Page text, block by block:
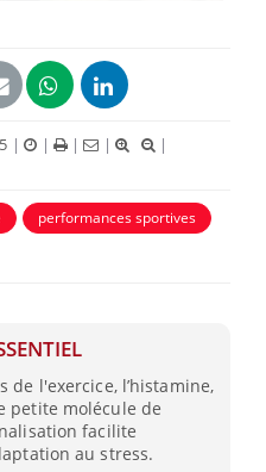
| | | |
|
performances sportives
de l'exercice, l’histamine,
petite molécule de
facilite
au stress.